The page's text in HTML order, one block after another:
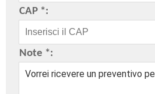
CAP *:
Note *: